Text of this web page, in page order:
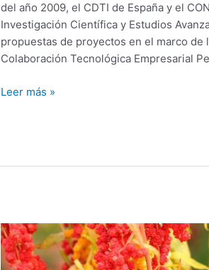
del año 2009, el CDTI de España y el
Investigación Científica y Estudios
propuestas de proyectos en el marco de
Colaboración Tecnológica Empresarial
Leer más »
Desafíos
de
Innovación